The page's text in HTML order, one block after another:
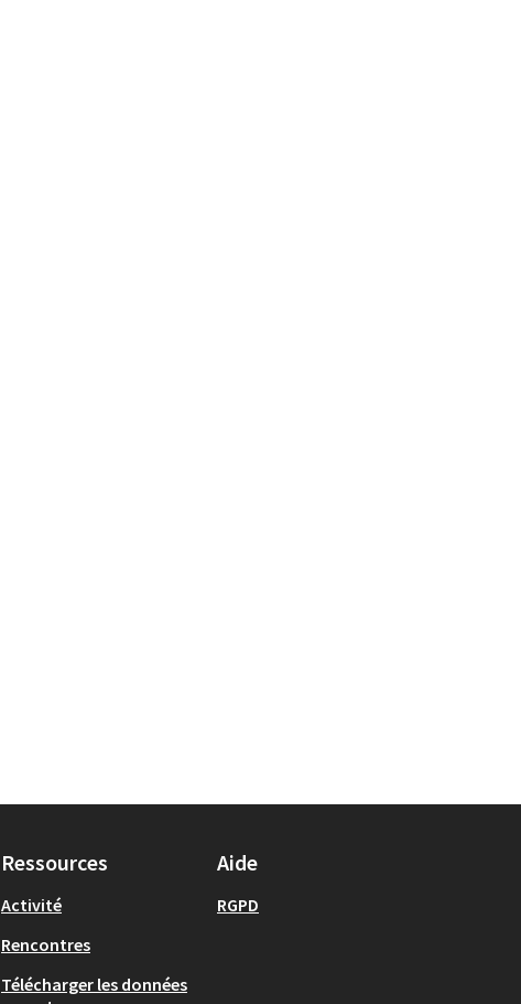
Ressources
Activité
Rencontres
Télécharger les données
Aide
RGPD